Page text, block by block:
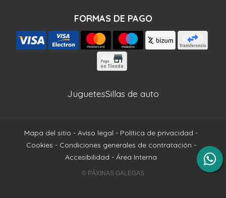
FORMAS DE PAGO
JuguetesSillas de auto
Mapa del sitio - Aviso legal - Política de privacidad -
Cookies - Condiciones generales de contratación -
Accesibilidad - Área Interna
© PÁXINAS GALEGAS